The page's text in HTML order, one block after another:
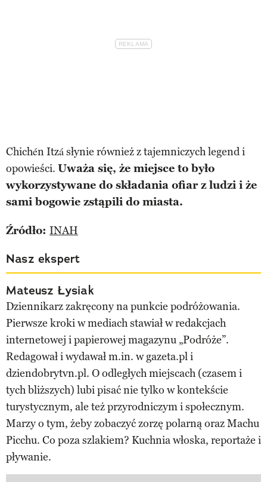
Chichén Itzá słynie również z tajemniczych legend i
opowieści. Uważa się, że miejsce to było
wykorzystywane do składania ofiar z ludzi i że
sami bogowie zstąpili do miasta.
Źródło: INAH
Nasz ekspert
Mateusz Łysiak
Dziennikarz zakręcony na punkcie podróżowania.
Pierwsze kroki w mediach stawiał w redakcjach
internetowej i papierowej magazynu „Podróże”.
Redagował i wydawał m.in. w gazeta.pl i
dziendobrytvn.pl. O odległych miejscach (czasem i
tych bliższych) lubi pisać nie tylko w kontekście
turystycznym, ale też przyrodniczym i społecznym.
Marzy o tym, żeby zobaczyć zorzę polarną oraz Machu
Picchu. Co poza szlakiem? Kuchnia włoska, reportaże i
pływanie.